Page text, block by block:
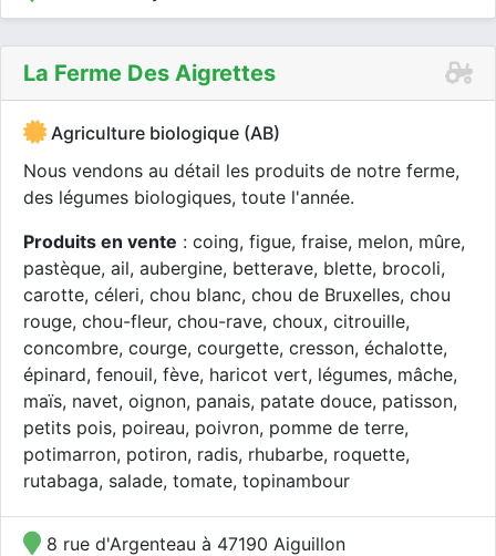
La Ferme Des Aigrettes
Agriculture biologique (AB)
Nous vendons au détail les produits de notre ferme,
des légumes biologiques, toute l'année.
Produits en vente : coing, figue, fraise, melon, mûre,
pastèque, ail, aubergine, betterave, blette, brocoli,
carotte, céleri, chou blanc, chou de Bruxelles, chou
rouge, chou-fleur, chou-rave, choux, citrouille,
concombre, courge, courgette, cresson, échalotte,
épinard, fenouil, fève, haricot vert, légumes, mâche,
maïs, navet, oignon, panais, patate douce, patisson,
petits pois, poireau, poivron, pomme de terre,
potimarron, potiron, radis, rhubarbe, roquette,
rutabaga, salade, tomate, topinambour
8 rue d'Argenteau à 47190 Aiguillon